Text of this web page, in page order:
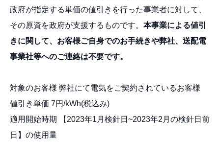
政府が指定する単価の値引きを行った事業者に対して、
その原資を政府が支援するものです。 本事業による値引
きに関して、お客様ご自身でのお手続きや弊社、送配電
事業社等へのご連絡は不要です。
対象のお客様 弊社にて電気をご契約されているお客様
値引き単価 7円/kWh(税込み)
適用開始時期 【2023年1月検針日~2023年2月の検針日前
日】の使用量